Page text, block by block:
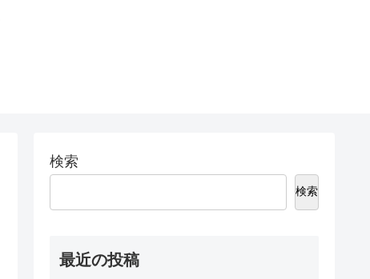
検索
検索
最近の投稿